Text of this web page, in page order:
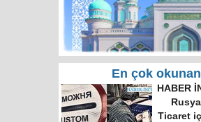
En çok okunan
Rusya'da hatalı celp
için itiraz e-devlet
(gosuslugi)